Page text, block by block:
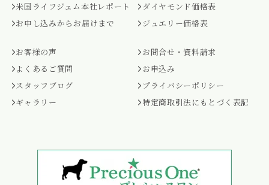
米国ライフジェム本社レポート
お申し込みからお届けまで
ダイヤモンド価格表
ジュエリー価格表
お客様の声
よくあるご質問
スタッフブログ
ギャラリー
お問合せ・資料請求
お申込み
プライバシーポリシー
特定商取引法にもとづく表記